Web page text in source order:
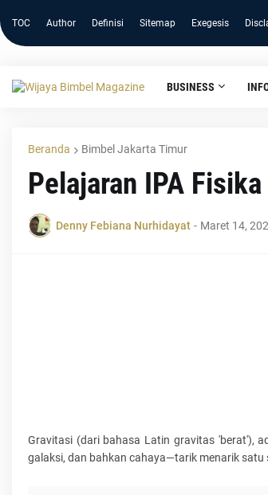
TOC Author Definisi Sitemap Exegesis
BUSINESS
Beranda Bimbel Jakarta Timur
Pelajaran IPA
Denny Febiana Nurhidayat - Maret 14,
Gravitasi (dari bahasa Latin gravitas 'berat'),
galaksi, dan bahkan cahaya—tarik menarik satu